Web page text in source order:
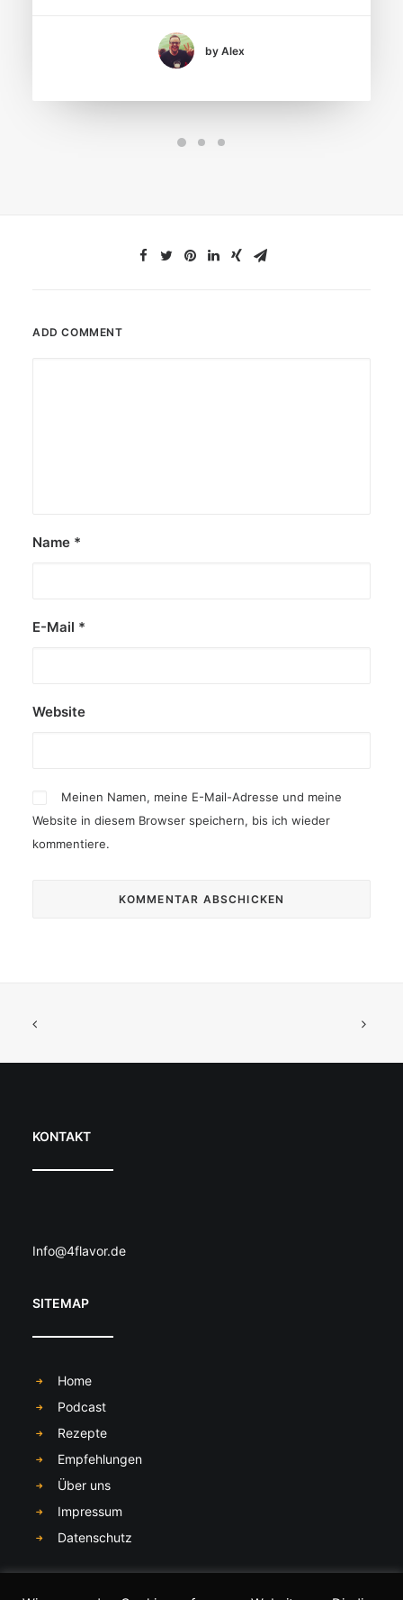
by Alex
ADD COMMENT
Name *
E-Mail *
Website
Meinen Namen, meine E-Mail-Adresse und meine
Website in diesem Browser speichern, bis ich wieder
kommentiere.
KONTAKT
Info@4flavor.de
SITEMAP
Home
Podcast
Rezepte
Empfehlungen
Über uns
Impressum
Datenschutz